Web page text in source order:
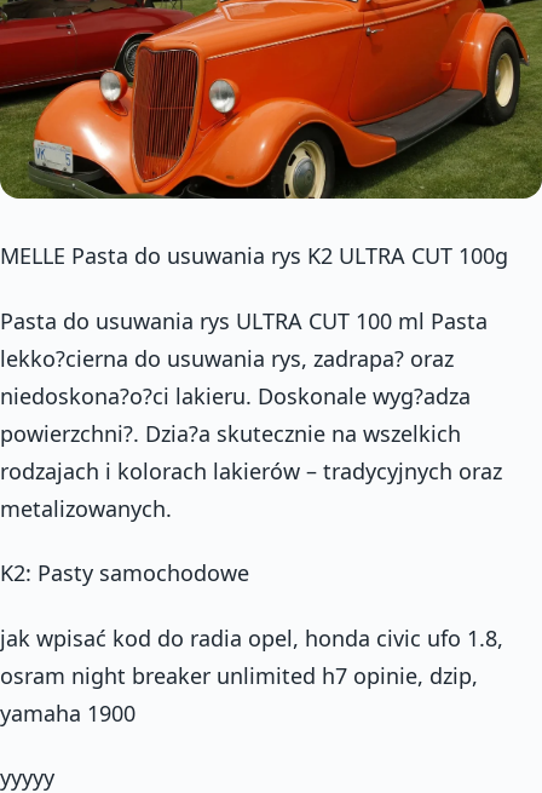
MELLE Pasta do usuwania rys K2 ULTRA CUT 100g
Pasta do usuwania rys ULTRA CUT 100 ml Pasta
lekko?cierna do usuwania rys, zadrapa? oraz
niedoskona?o?ci lakieru. Doskonale wyg?adza
powierzchni?. Dzia?a skutecznie na wszelkich
rodzajach i kolorach lakierów – tradycyjnych oraz
metalizowanych.
K2: Pasty samochodowe
jak wpisać kod do radia opel, honda civic ufo 1.8,
osram night breaker unlimited h7 opinie, dzip,
yamaha 1900
yyyyy